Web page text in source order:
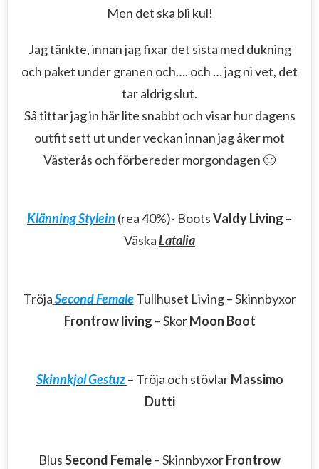
Men det ska bli kul!
Jag tänkte, innan jag fixar det sista med dukning
och paket under granen och…. och … jag ni vet, det
tar aldrig slut.
Så tittar jag in här lite snabbt och visar hur dagens
outfit sett ut under veckan innan jag åker mot
Västerås och förbereder morgondagen 🙂
Klänning Stylein (rea 40%)- BootsValdy Living –
VäskaLatalia
TröjaSecond FemaleTullhuset Living – Skinnbyxor
Frontrow living – SkorMoon Boot
Skinnkjol Gestuz – Tröja och stövlarMassimo
Dutti
BlusSecond Female– SkinnbyxorFrontrow